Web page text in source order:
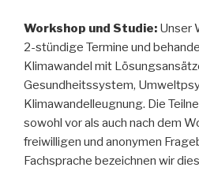
Workshop und Studie: Unser
2-stündige Termine und
Klimawandel mit
Gesundheitssystem,
Klimawandelleugnung. Die
sowohl vor als auch nach dem
freiwilligen und anonymen
Fachsprache bezeichnen wir